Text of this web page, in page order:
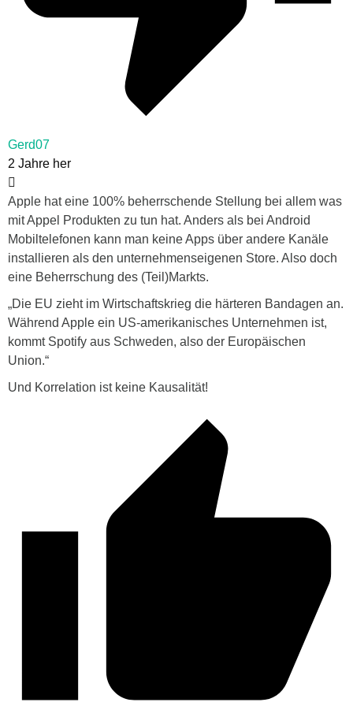
Gerd07
2 Jahre her
Apple hat eine 100% beherrschende Stellung bei allem was
mit Appel Produkten zu tun hat. Anders als bei Android
Mobiltelefonen kann man keine Apps über andere Kanäle
installieren als den unternehmenseigenen Store. Also doch
eine Beherrschung des (Teil)Markts.
„Die EU zieht im Wirtschaftskrieg die härteren Bandagen an.
Während Apple ein US-amerikanisches Unternehmen ist,
kommt Spotify aus Schweden, also der Europäischen
Union.“
Und Korrelation ist keine Kausalität!